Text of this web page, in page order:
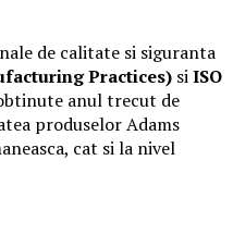
de calitate si siguranta
Practices) siISO
anul trecut de
produselor Adams
cat si la nivel